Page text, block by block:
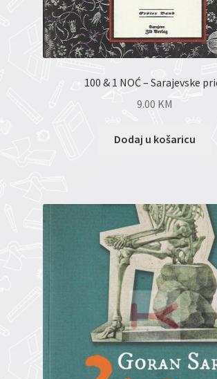
100 & 1 NOĆ – Sarajevske
9.00 KM
Dodaj u košaricu